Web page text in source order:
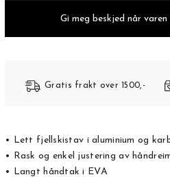
Gi meg beskjed når
Gratis frakt over 1500,-
• Lett fjellskistav i aluminium og
• Rask og enkel justering av
• Langt håndtak i EVA